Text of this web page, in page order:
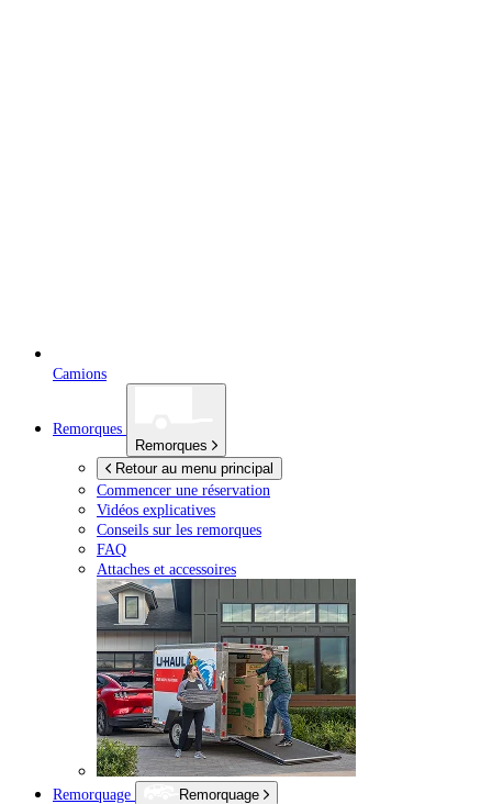
Camions
Remorques
Remorques
Retour au menu principal
Commencer une réservation
Vidéos explicatives
Conseils sur les remorques
FAQ
Attaches et accessoires
Remorquage
Remorquage